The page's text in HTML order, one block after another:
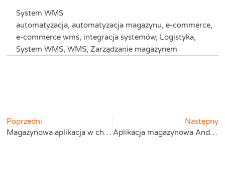
System WMS
automatyzacja,automatyzacja magazynu,e-commerce,
e-commerce wms, integracja systemów, Logistyka,
System WMS,WMS,Zarządzanie magazynem
Poprzedni
Magazynowa aplikacja w chmurze
Następny
Aplikacja magazynowa Android